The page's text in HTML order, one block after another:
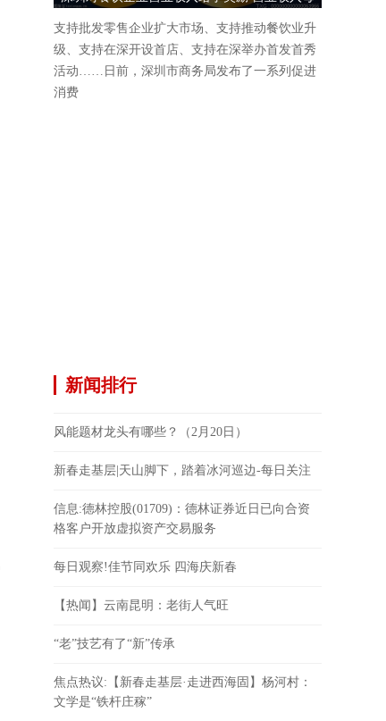
1000万元奖励5万元
支持批发零售企业扩大市场、支持推动餐饮业升
级、支持在深开设首店、支持在深举办首发首秀
活动……日前，深圳市商务局发布了一系列促进
消费
新闻排行
风能题材龙头有哪些？（2月20日）
新春走基层|天山脚下，踏着冰河巡边-每日关注
信息:德林控股(01709)：德林证券近日已向合资
格客户开放虚拟资产交易服务
每日观察!佳节同欢乐 四海庆新春
【热闻】云南昆明：老街人气旺
“老”技艺有了“新”传承
焦点热议:【新春走基层·走进西海固】杨河村：
文学是“铁杆庄稼”